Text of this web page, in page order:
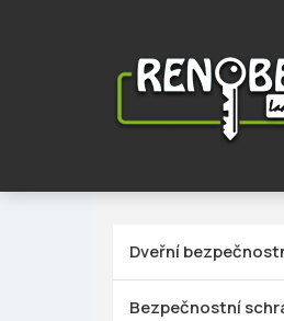
Dveřní
Bezpečnostní